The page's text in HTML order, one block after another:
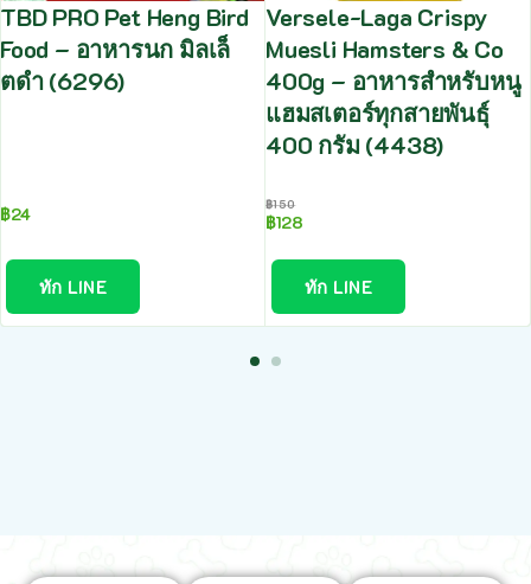
TBD PRO Pet Heng Bird
Food – อาหารนก มิลเล็
ตดำ (6296)
฿24
ทัก LINE
Versele-Laga Crispy
Muesli Hamsters & Co
400g – อาหารสำหรับหนู
แฮมสเตอร์ทุกสายพันธุ์
400 กรัม (4438)
฿150
฿128
ทัก LINE